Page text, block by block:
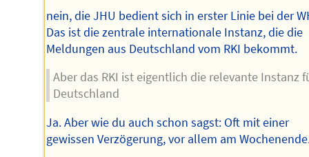
nein, die JHU bedient sich in erster Linie bei der
Das ist die zentrale internationale Instanz, die die
Meldungen aus Deutschland vom RKI bekommt.
Aber das RKI ist eigentlich die relevante Instanz
Deutschland
Ja. Aber wie du auch schon sagst: Oft mit einer
gewissen Verzögerung, vor allem am